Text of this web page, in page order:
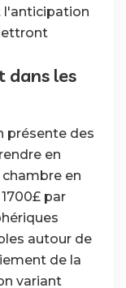
l'anticipation
dans les
présente des
en
en
par
autour de
de la
variant